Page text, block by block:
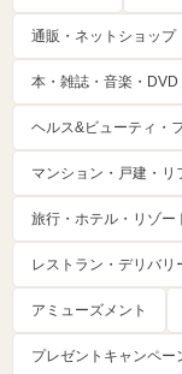
通販・ネットショップ
本・雑誌・音楽・
ヘルス&ビューティ・
マンション・戸建・
旅行・ホテル・リゾー
レストラン・デリバリ
アミューズメント
プレゼントキャンペー